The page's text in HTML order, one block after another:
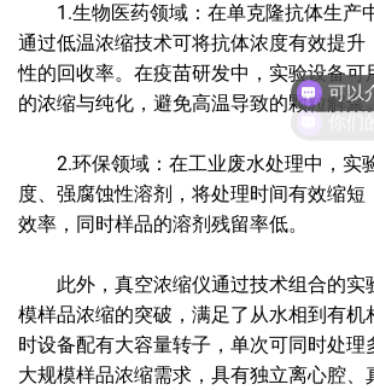
1.生物医药领域：在单克隆抗体生产
通过低温浓缩技术可将抗体浓度有效提升
性的回收率。在疫苗研发中，实验设备可
的浓缩与纯化，避免高温导致的颗粒解聚
2.环保领域：在工业废水处理中，实
度、强腐蚀性溶剂，将处理时间有效缩短
效率，同时样品的溶剂残留率低。
此外，真空浓缩仪通过技术组合的实
模样品浓缩的突破，满足了从水相到有机
时设备配有大容量转子，单次可同时处理
大规模样品浓缩需求，具有独立离心腔、